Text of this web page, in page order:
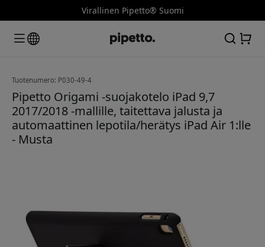
Virallinen Pipetto® Suomi
Tuotenumero: P030-49-4
Pipetto Origami -suojakotelo iPad 9,7
2017/2018 -mallille, taitettava jalusta ja
automaattinen lepotila/herätys iPad Air 1:lle
- Musta